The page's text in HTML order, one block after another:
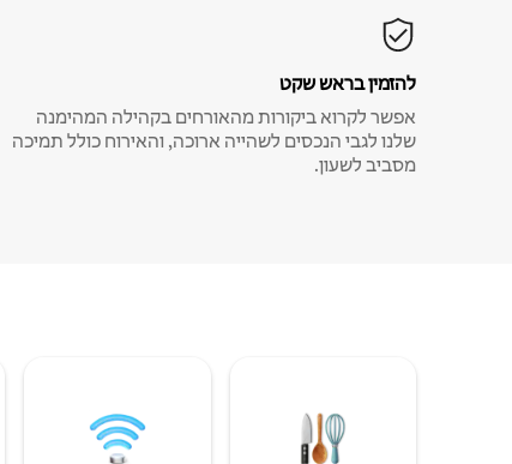
להזמין בראש שקט
אפשר לקרוא ביקורות מהאורחים בקהילה המהימנה
שלנו לגבי הנכסים לשהייה ארוכה, והאירוח כולל תמיכה
מסביב לשעון.